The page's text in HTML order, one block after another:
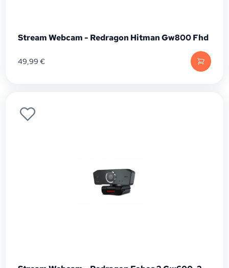
Stream Webcam - Redragon Hitman Gw800 Fhd
49,99€